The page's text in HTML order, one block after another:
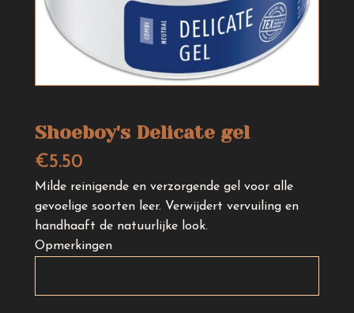
Shoeboy's Delicate gel
€5.50
Milde reinigende en verzorgende gel voor alle
gevoelige soorten leer. Verwijdert vervuiling en
handhaaft de natuurlijke look.
Opmerkingen